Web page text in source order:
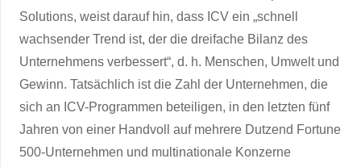
Solutions, weist darauf hin, dass ICV ein „schnell
wachsender Trend ist, der die dreifache Bilanz des
Unternehmens verbessert“, d. h. Menschen, Umwelt und
Gewinn. Tatsächlich ist die Zahl der Unternehmen, die
sich an ICV-Programmen beteiligen, in den letzten fünf
Jahren von einer Handvoll auf mehrere Dutzend Fortune
500-Unternehmen und multinationale Konzerne